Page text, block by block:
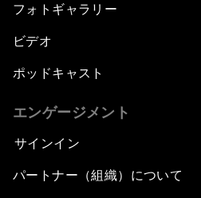
フォトギャラリー
ビデオ
ポッドキャスト
エンゲージメント
サインイン
パートナー（組織）について